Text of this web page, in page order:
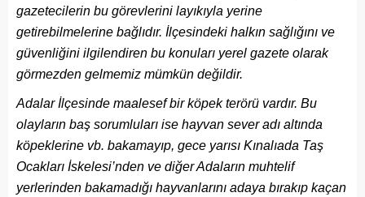
gazetecilerin bu görevlerini layıkıyla yerine
getirebilmelerine bağlıdır. İlçesindeki halkın sağlığını ve
güvenliğini ilgilendiren bu konuları yerel gazete olarak
görmezden gelmemiz mümkün değildir.
Adalar İlçesinde maalesef bir köpek terörü vardır. Bu
olayların baş sorumluları ise hayvan sever adı altında
köpeklerine vb. bakamayıp, gece yarısı Kınalıada Taş
Ocakları İskelesi’nden ve diğer Adaların muhtelif
yerlerinden bakamadığı hayvanlarını adaya bırakıp kaçan